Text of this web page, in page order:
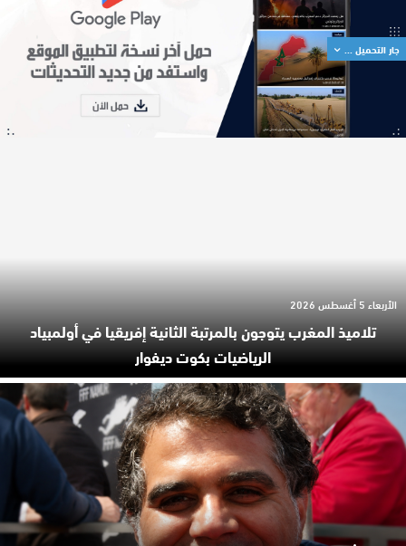
تلاميذ المغرب يتوجون بالمرتبة الثانية إفريقيا في أولمبياد
الرياضيات بكوت ديفوار
الأربعاء 5 أغسطس 2026
جار التحميل ...